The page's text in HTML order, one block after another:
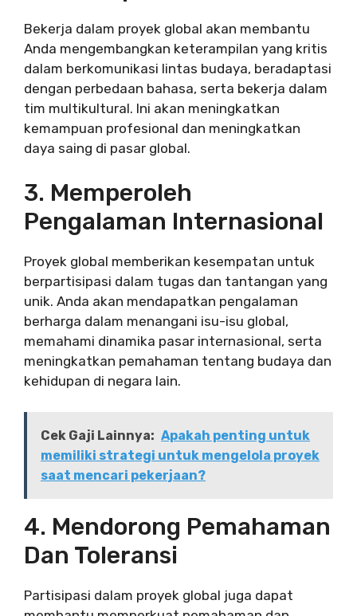
Bekerja dalam proyek global akan membantu
Anda mengembangkan keterampilan yang kritis
dalam berkomunikasi lintas budaya, beradaptasi
dengan perbedaan bahasa, serta bekerja dalam
tim multikultural. Ini akan meningkatkan
kemampuan profesional dan meningkatkan
daya saing di pasar global.
3. Memperoleh
Pengalaman Internasional
Proyek global memberikan kesempatan untuk
berpartisipasi dalam tugas dan tantangan yang
unik. Anda akan mendapatkan pengalaman
berharga dalam menangani isu-isu global,
memahami dinamika pasar internasional, serta
meningkatkan pemahaman tentang budaya dan
kehidupan di negara lain.
Cek Gaji Lainnya: Apakah penting untuk
memiliki strategi untuk mengelola proyek
saat mencari pekerjaan?
4. Mendorong Pemahaman
Dan Toleransi
Partisipasi dalam proyek global juga dapat